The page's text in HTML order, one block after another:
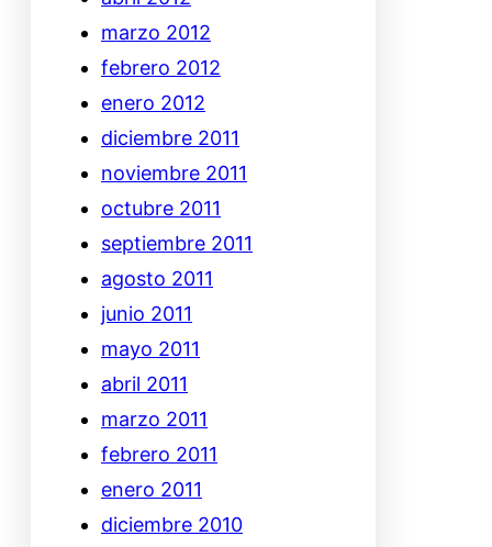
marzo 2012
febrero 2012
enero 2012
diciembre 2011
noviembre 2011
octubre 2011
septiembre 2011
agosto 2011
junio 2011
mayo 2011
abril 2011
marzo 2011
febrero 2011
enero 2011
diciembre 2010